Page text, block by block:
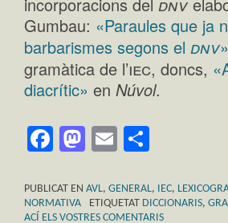
Gumbau: «Paraules que ja
barbarismes segons el dnv»
gramàtica de l’iec, doncs,
diacrític» en Núvol.
Facebook
Mastodon
Email
PUBLICAT EN AVL, GENERAL, IEC,
NORMATIVA
ETIQUETAT DICCIONARIS,
ACÍ ELS VOSTRES COMENTARIS